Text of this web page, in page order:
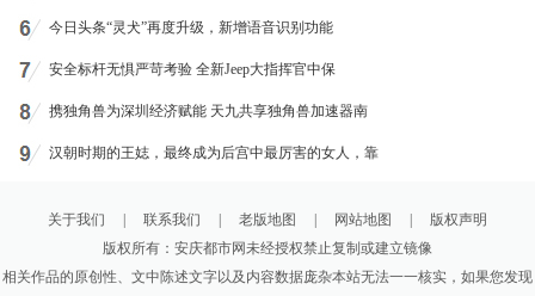
今日头条“灵犬”再度升级，新增语音识别功能
安全标杆无惧严苛考验 全新Jeep大指挥官中保
携独角兽为深圳经济赋能 天九共享独角兽加速器南
汉朝时期的王娡，最终成为后宫中最厉害的女人，靠
关于我们 联系我们 老版地图 网站地图
版权声明
版权所有：安庆都市网未经授权禁止复制或建立镜像
相关作品的原创性、文中陈述文字以及内容数据庞杂本站无法一一核实，如果您发现